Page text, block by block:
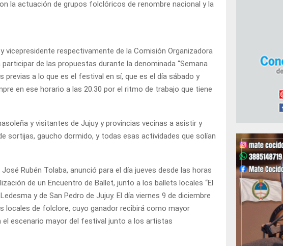
la actuación de grupos folclóricos de renombre nacional y la
vicepresidente respectivamente de la Comisión Organizadora
de las propuestas durante la denominada “Semana
previas a lo que es el festival en sí, que es el día sábado y
en ese horario a las 20.30 por el ritmo de trabajo que tiene
y visitantes de Jujuy y provincias vecinas a asistir y
sortijas, gaucho dormido, y todas esas actividades que solían
Rubén Tolaba, anunció para el día jueves desde las horas
de un Encuentro de Ballet, junto a los ballets locales “El
y de San Pedro de Jujuy. El día viernes 9 de diciembre
locales de folclore, cuyo ganador recibirá como mayor
el escenario mayor del festival junto a los artistas